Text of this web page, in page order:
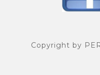
Copyright by